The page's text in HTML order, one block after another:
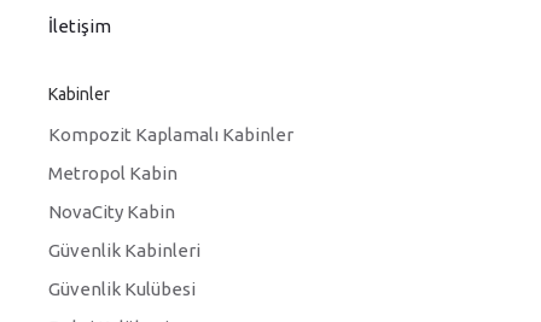
İletişim
Kabinler
Kompozit Kaplamalı Kabinler
Metropol Kabin
NovaCity Kabin
Güvenlik Kabinleri
Güvenlik Kulübesi